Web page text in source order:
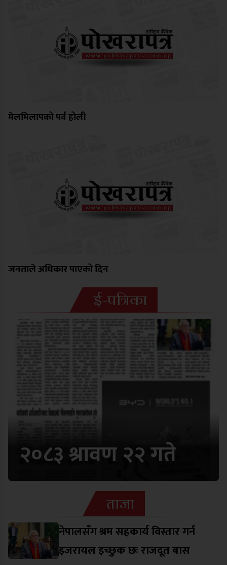
मेलमिलापको पर्व होली
जनताले अधिकार पाएको दिन
ई-पत्रिका
२०८३ श्रावण २२ गते
ताजा
नेपालसँग श्रम सहकार्य विस्तार गर्न
इजरायल इच्छुक छः राजदूत बास